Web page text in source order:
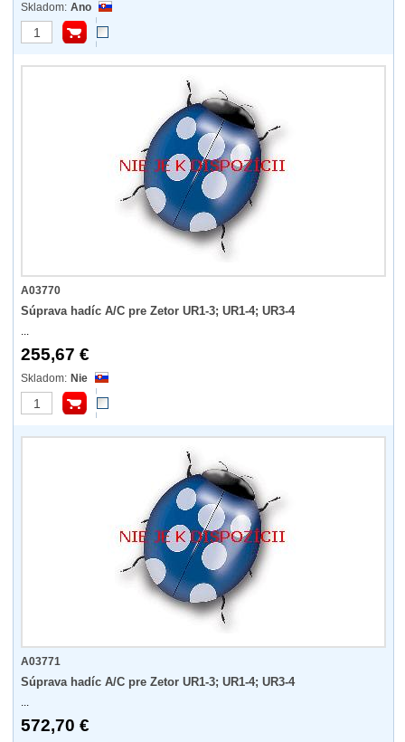
Ano
A03770
Súprava hadíc A/C pre Zetor UR1-3; UR1-4; UR3-4
...
255,67 €
Nie
A03771
Súprava hadíc A/C pre Zetor UR1-3; UR1-4; UR3-4
...
572,70 €